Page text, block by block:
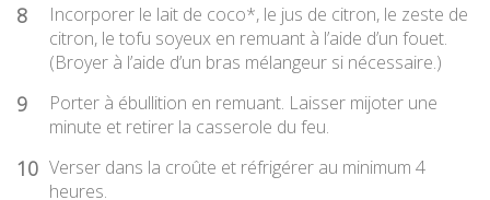
8
Incorporer le lait de coco*, le jus de citron, le zeste de
citron, le tofu soyeux en remuant à l’aide d’un fouet.
(Broyer à l’aide d’un bras mélangeur si nécessaire.)
9
Porter à ébullition en remuant. Laisser mijoter une
minute et retirer la casserole du feu.
10 Verser dans la croûte et réfrigérer au minimum 4
heures.